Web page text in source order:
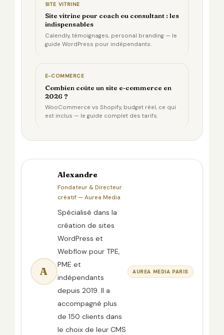
SITE VITRINE
Site vitrine pour coach ou consultant : les
indispensables
Calendly, témoignages, personal branding — le
guide WordPress pour indépendants.
E-COMMERCE
Combien coûte un site e-commerce en
2026 ?
WooCommerce vs Shopify, budget réel, ce qui
est inclus — le guide complet des tarifs.
A
Alexandre
Fondateur & Directeur
créatif — Aurea Media
Spécialisé dans la
création de sites
WordPress et
Webflow pour TPE,
PME et
indépendants
depuis 2019. Il a
accompagné plus
de 150 clients dans
le choix de leur CMS
AUREA MEDIA PARIS